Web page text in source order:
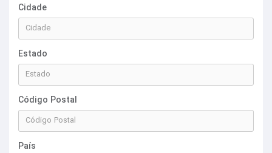
Cidade
Estado
Código Postal
País